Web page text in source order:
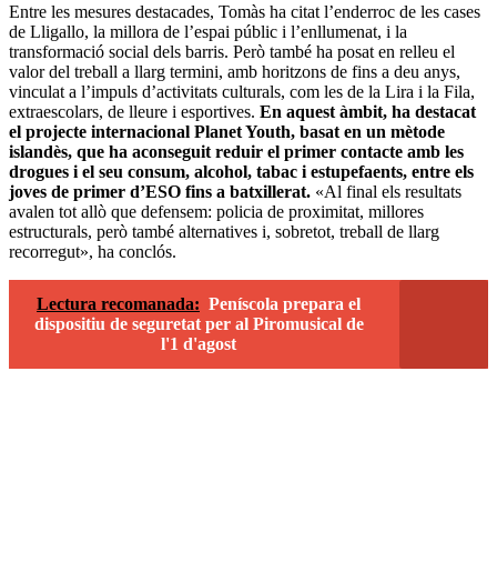
Entre les mesures destacades, Tomàs ha citat l’enderroc de les cases
de Lligallo, la millora de l’espai públic i l’enllumenat, i la
transformació social dels barris. Però també ha posat en relleu el
valor del treball a llarg termini, amb horitzons de fins a deu anys,
vinculat a l’impuls d’activitats culturals, com les de la Lira i la Fila,
extraescolars, de lleure i esportives. En aquest àmbit, ha destacat
el projecte internacional Planet Youth, basat en un mètode
islandès, que ha aconseguit reduir el primer contacte amb les
drogues i el seu consum, alcohol, tabac i estupefaents, entre els
joves de primer d’ESO fins a batxillerat. «Al final els resultats
avalen tot allò que defensem: policia de proximitat, millores
estructurals, però també alternatives i, sobretot, treball de llarg
recorregut», ha conclós.
Lectura recomanada: Peníscola prepara el
dispositiu de seguretat per al Piromusical de
l'1 d'agost